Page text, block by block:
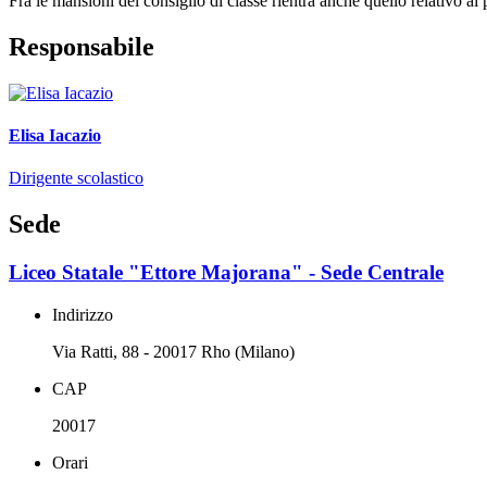
Responsabile
Elisa Iacazio
Dirigente scolastico
Sede
Liceo Statale "Ettore Majorana" - Sede Centrale
Indirizzo
Via Ratti, 88 - 20017 Rho (Milano)
CAP
20017
Orari